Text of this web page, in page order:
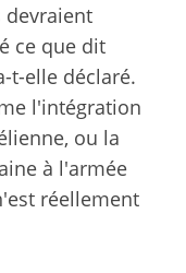
devraient
ce que dit
t-elle déclaré.
l'intégration
ou la
à l'armée
réellement